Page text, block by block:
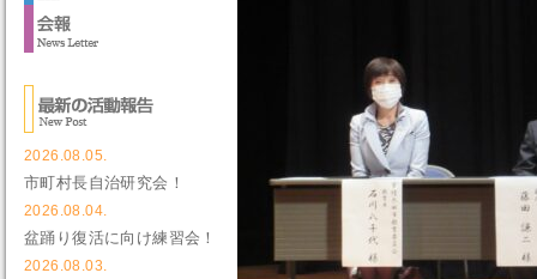
2026.08.05.
市町村長自治研究会！
2026.08.04.
盆踊り復活に向け練習会！
2026.08.03.